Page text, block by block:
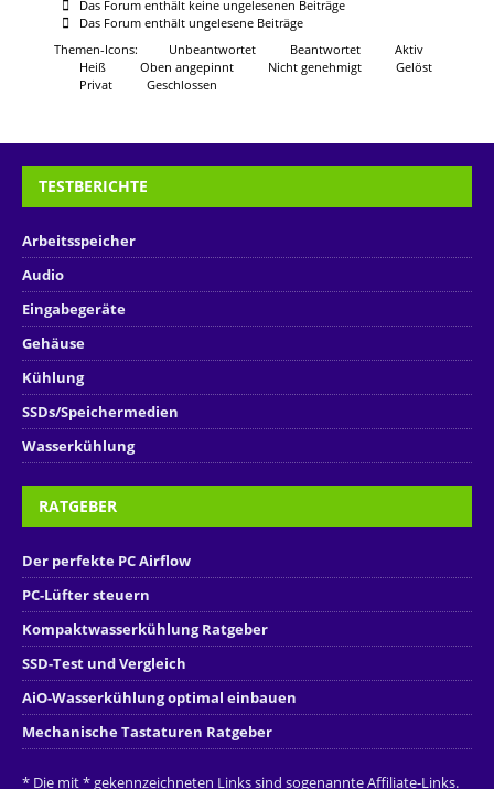
Das Forum enthält keine ungelesenen Beiträge
Das Forum enthält ungelesene Beiträge
Themen-Icons:
Unbeantwortet Beantwortet
Aktiv
Heiß
Oben angepinnt Nicht genehmigt
Gelöst
Privat
Geschlossen
TESTBERICHTE
Arbeitsspeicher
Audio
Eingabegeräte
Gehäuse
Kühlung
SSDs/Speichermedien
Wasserkühlung
RATGEBER
Der perfekte PC Airflow
PC-Lüfter steuern
Kompaktwasserkühlung Ratgeber
SSD-Test und Vergleich
AiO-Wasserkühlung optimal einbauen
Mechanische Tastaturen Ratgeber
* Die mit * gekennzeichneten Links sind sogenannte Affiliate-Links.